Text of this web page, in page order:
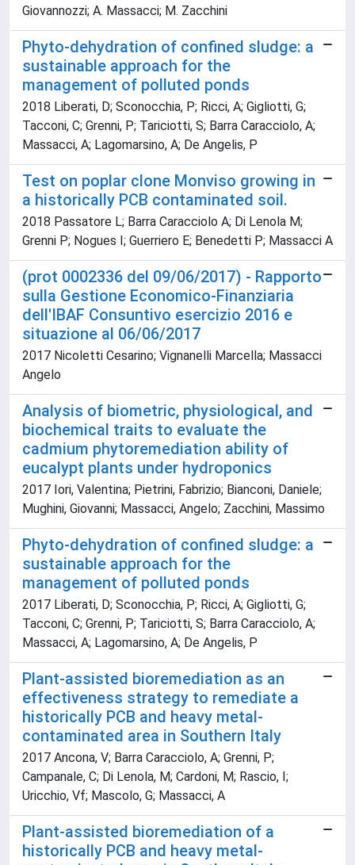
Giovannozzi; A. Massacci; M. Zacchini
Phyto-dehydration of confined sludge: a
sustainable approach for the
management of polluted ponds
2018 Liberati, D; Sconocchia, P; Ricci, A; Gigliotti, G;
Tacconi, C; Grenni, P; Tariciotti, S; Barra Caracciolo, A;
Massacci, A; Lagomarsino, A; De Angelis, P
Test on poplar clone Monviso growing in
a historically PCB contaminated soil.
2018 Passatore L; Barra Caracciolo A; Di Lenola M;
Grenni P; Nogues I; Guerriero E; Benedetti P; Massacci A
(prot 0002336 del 09/06/2017) - Rapporto
sulla Gestione Economico-Finanziaria
dell'IBAF Consuntivo esercizio 2016 e
situazione al 06/06/2017
2017 Nicoletti Cesarino; Vignanelli Marcella; Massacci
Angelo
Analysis of biometric, physiological, and
biochemical traits to evaluate the
cadmium phytoremediation ability of
eucalypt plants under hydroponics
2017 Iori, Valentina; Pietrini, Fabrizio; Bianconi, Daniele;
Mughini, Giovanni; Massacci, Angelo; Zacchini, Massimo
Phyto-dehydration of confined sludge: a
sustainable approach for the
management of polluted ponds
2017 Liberati, D; Sconocchia, P; Ricci, A; Gigliotti, G;
Tacconi, C; Grenni, P; Tariciotti, S; Barra Caracciolo, A;
Massacci, A; Lagomarsino, A; De Angelis, P
Plant-assisted bioremediation as an
effectiveness strategy to remediate a
historically PCB and heavy metal-
contaminated area in Southern Italy
2017 Ancona, V; Barra Caracciolo, A; Grenni, P;
Campanale, C; Di Lenola, M; Cardoni, M; Rascio, I;
Uricchio, Vf; Mascolo, G; Massacci, A
Plant-assisted bioremediation of a
historically PCB and heavy metal-